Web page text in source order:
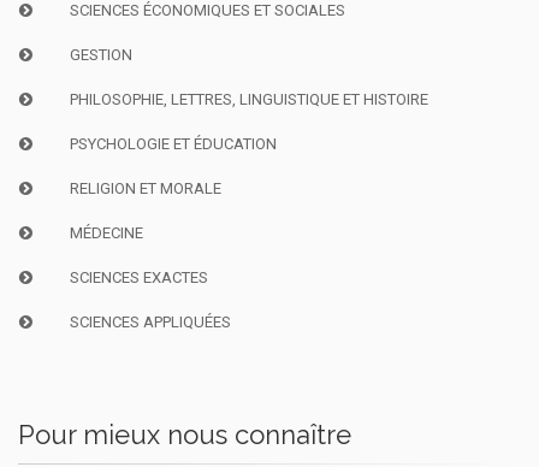
SCIENCES ÉCONOMIQUES ET SOCIALES
GESTION
PHILOSOPHIE, LETTRES, LINGUISTIQUE ET HISTOIRE
PSYCHOLOGIE ET ÉDUCATION
RELIGION ET MORALE
MÉDECINE
SCIENCES EXACTES
SCIENCES APPLIQUÉES
Pour mieux nous connaître